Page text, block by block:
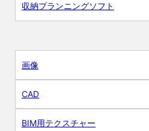
収納プランニングソフト
画像
CAD
BIM用テクスチャー